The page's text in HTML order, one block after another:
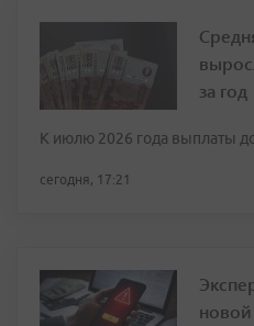
за год
К июлю 2026 года выплаты
сегодня, 17:21